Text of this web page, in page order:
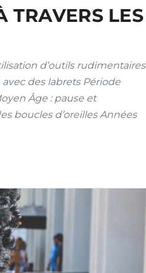
TRAVERS LES
d’outils rudimentaires
des labrets Période
Âge : pause et
boucles d’oreilles Années